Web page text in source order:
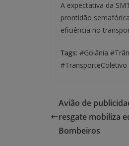
A expectativa da
prontidão
eficiência no
Tags: #Goiânia
#TransporteColetivo
Avião de
resgate mobiliza
Bombeiros